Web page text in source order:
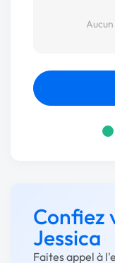
Confiez
Jessica
Faites appel à